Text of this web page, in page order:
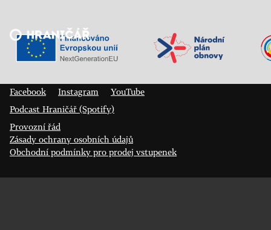
Veřejný sál Hraničář, spolek
Facebook
Instagram
YouTube
Podcast Hraničář (Spotify)
Provozní řád
Zásady ochrany osobních údajů
Obchodní podmínky pro prodej vstupenek